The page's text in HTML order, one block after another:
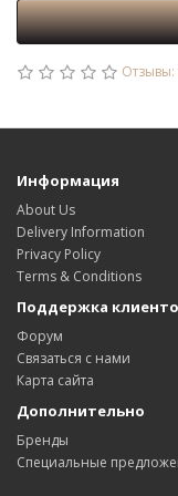
Отзывы:
Информация
About Us
Delivery Information
Privacy Policy
Terms & Conditions
Поддержка
Форум
Связаться с нами
Карта сайта
Дополнительно
Бренды
Специальные